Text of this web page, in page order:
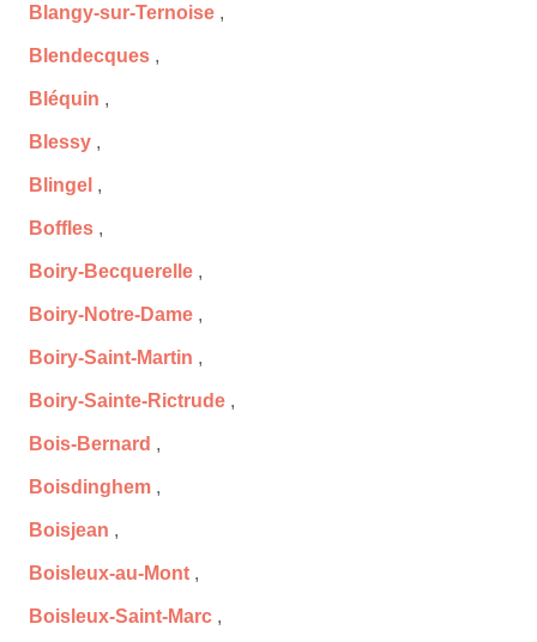
Blangy-sur-Ternoise ,
Blendecques ,
Bléquin ,
Blessy ,
Blingel ,
Boffles ,
Boiry-Becquerelle ,
Boiry-Notre-Dame ,
Boiry-Saint-Martin ,
Boiry-Sainte-Rictrude ,
Bois-Bernard ,
Boisdinghem ,
Boisjean ,
Boisleux-au-Mont ,
Boisleux-Saint-Marc ,